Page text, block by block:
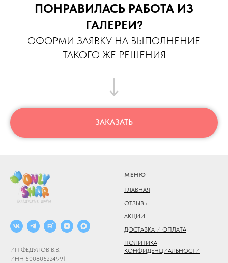
ПОНРАВИЛАСЬ РАБОТА ИЗ
ГАЛЕРЕИ?
ОФОРМИ ЗАЯВКУ НА ВЫПОЛНЕНИЕ
ТАКОГО ЖЕ РЕШЕНИЯ
ЗАКАЗАТЬ
ИП ФЕДУЛОВ В.В.
ИНН 500805224991
МЕНЮ
ГЛАВНАЯ
ОТЗЫВЫ
АКЦИИ
ДОСТАВКА И ОПЛАТА
ПОЛИТИКА
КОНФИДЕНЦИАЛЬНОСТИ